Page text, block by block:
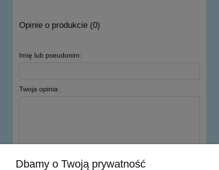
Opinie o produkcie (0)
Imię lub pseudonim:
Twoja opinia:
Dbamy o Twoją prywatność